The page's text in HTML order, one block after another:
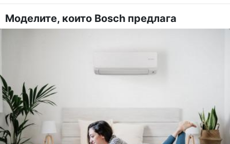
Моделите, които Bosch предлага